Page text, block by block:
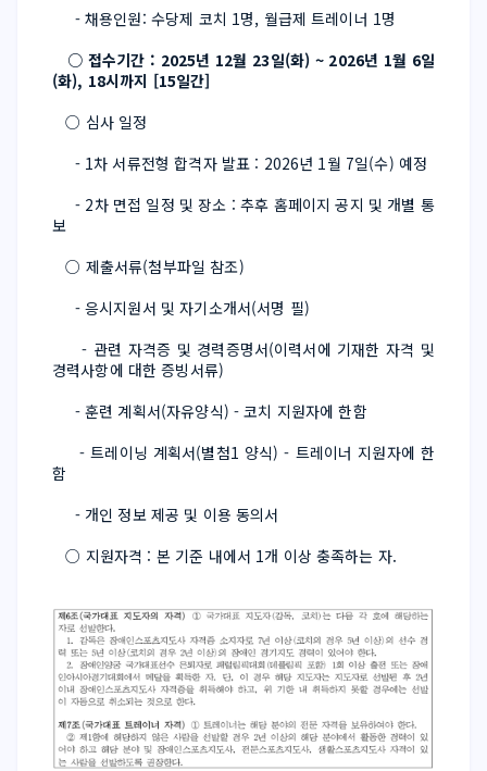
- 채용인원: 수당제 코치 1명, 월급제 트레이너 1명
○ 접수기간 : 2025년 12월 23일(화) ~ 2026년 1월 6일
(화), 18시까지 [15일간]
○ 심사 일정
- 1차 서류전형 합격자 발표 : 2026년 1월 7일(수) 예정
- 2차 면접 일정 및 장소 : 추후 홈페이지 공지 및 개별 통
보
○ 제출서류(첨부파일 참조)
- 응시지원서 및 자기소개서(서명 필)
- 관련 자격증 및 경력증명서(이력서에 기재한 자격 및
경력사항에 대한 증빙서류)
- 훈련 계획서(자유양식) - 코치 지원자에 한함
- 트레이닝 계획서(별첨1 양식) - 트레이너 지원자에 한
함
- 개인 정보 제공 및 이용 동의서
○ 지원자격 : 본 기준 내에서 1개 이상 충족하는 자.